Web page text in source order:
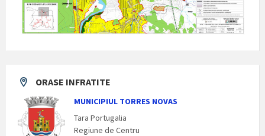
ORASE INFRATITE
MUNICIPIUL TORRES NOVAS
Tara Portugalia
Regiune de Centru